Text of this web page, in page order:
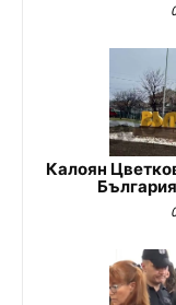
Калоян